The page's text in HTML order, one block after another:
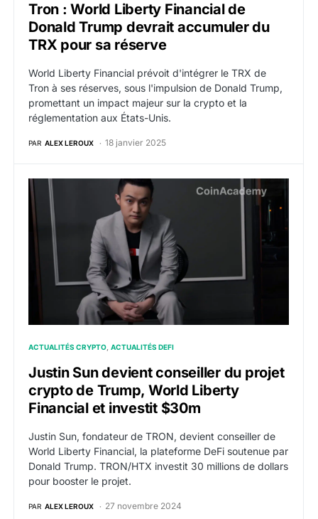
Tron : World Liberty Financial de
Donald Trump devrait accumuler du
TRX pour sa réserve
World Liberty Financial prévoit d'intégrer le TRX de
Tron à ses réserves, sous l'impulsion de Donald Trump,
promettant un impact majeur sur la crypto et la
réglementation aux États-Unis.
PAR ALEX LEROUX 18 janvier 2025
Justin Sun devient conseiller du projet crypto de
ACTUALITÉS CRYPTO ACTUALITÉS DEFI
Justin Sun devient conseiller du projet
crypto de Trump, World Liberty
Financial et investit $30m
Justin Sun, fondateur de TRON, devient conseiller de
World Liberty Financial, la plateforme DeFi soutenue par
Donald Trump. TRON/HTX investit 30 millions de dollars
pour booster le projet.
PAR ALEX LEROUX 27 novembre 2024